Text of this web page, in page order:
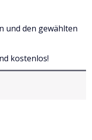
und den gewählten
kostenlos!